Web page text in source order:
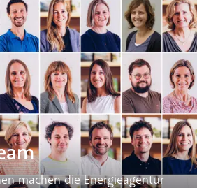
machen die Energieagentur